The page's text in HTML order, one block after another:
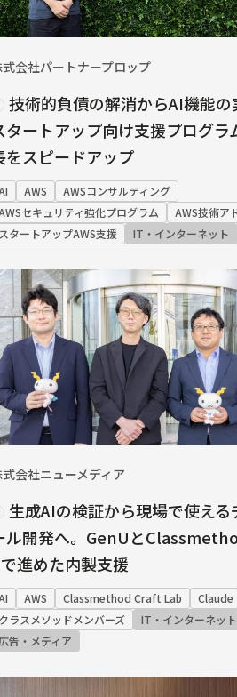
式会社パートナープロップ
技術的負債の解消からAI機能の
タートアップ向け支援プログラ
をスピードアップ
AWS
AWSコンサルティング
セキュリティ強化プログラム
AWS技術ア
スタートアップAWS支援
IT・インターネット
式会社ニューメディア
生成AIの検証から現場で使える
ル開発へ。GenUと
進めた内製支援
AWS Classmethod Craft Lab
Claude
クラスメソッドメンバーズ
IT・インターネット
広告・メディア